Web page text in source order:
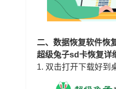
二、数据恢复软件恢
超级兔子sd卡恢复详
1. 双击打开下载好到